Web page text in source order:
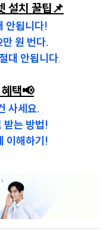
설치 꿀팁📌
안됩니다!
원 번다.
대 안됩니다.
택📢
사세요.
받는 방법!
이해하기!